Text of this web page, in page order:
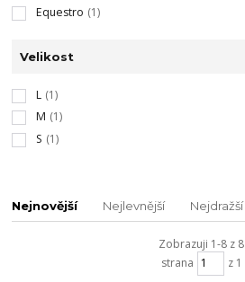
Equestro (1)
Velikost
L (1)
M (1)
S (1)
Nejnovější Nejlevnější Nejdražší
Zobrazuji 1-8 z 8
strana
z 1